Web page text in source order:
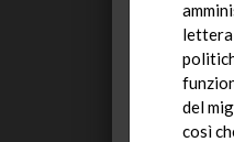
del
così